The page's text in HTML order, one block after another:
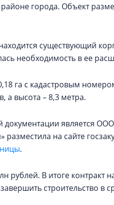
города. Объект
существующий
необходимость в ее
га с кадастровым
а высота – 8,3 метра.
является
разместила на сайте
.
рублей. В итоге контракт
строительство в